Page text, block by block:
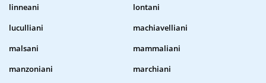
linneani
lontani
luculliani
machiavelliani
malsani
mammaliani
manzoniani
marchiani